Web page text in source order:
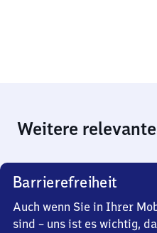
Weitere
Barrierefreiheit
Auch wenn Sie in Ihrer
sind – uns ist es wichtig,